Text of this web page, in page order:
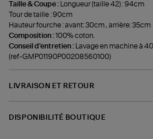
Taille & Coupe : Longueur (taille 42) : 94cm
Tour de taille : 90cm
Hauteur fourche : avant: 30cm , arrière: 35cm
Composition :100% coton.
Conseil d'entretien : Lavage en machine à
(ref-GMP01190P00208560100)
LIVRAISON ET RETOUR
DISPONIBILITÉ BOUTIQUE